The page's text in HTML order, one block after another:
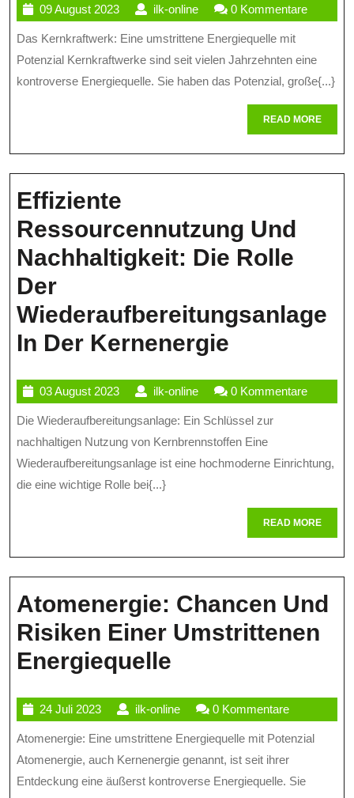
Des
Und
09 August 202309
August
2023
ilk-onlineilk-
online
0 Kommentare
Das Kernkraftwerk: Eine umstrittene Energiequelle mit
Potenzial Kernkraftwerke sind seit vielen Jahrzehnten eine
kontroverse Energiequelle. Sie haben das Potenzial, große{...}
READ MOREREAD
MORE
Effiziente
Ressourcennutzung Und
Nachhaltigkeit: Die Rolle
Der
Wiederaufbereitungsanlage
In Der Kernenergie
Und
Die
Der
In
Der
03 August 202303
August
2023
ilk-onlineilk-
online
0 Kommentare
Die Wiederaufbereitungsanlage: Ein Schlüssel zur
nachhaltigen Nutzung von Kernbrennstoffen Eine
Wiederaufbereitungsanlage ist eine hochmoderne Einrichtung,
die eine wichtige Rolle bei{...}
READ MOREREAD
MORE
Atomenergie: Chancen Und
Risiken Einer Umstrittenen
Energiequelle
Und
Risiken
Einer
24 Juli 202324
Juli
2023
ilk-onlineilk-
online
0 Kommentare
Atomenergie: Eine umstrittene Energiequelle mit Potenzial
Atomenergie, auch Kernenergie genannt, ist seit ihrer
Entdeckung eine äußerst kontroverse Energiequelle. Sie